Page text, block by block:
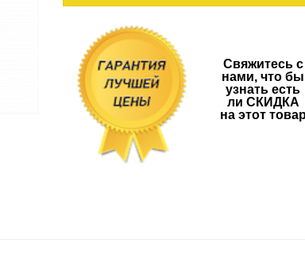
Свяжитесь с
нами, что бы
узнать есть
ли СКИДКА
на этот